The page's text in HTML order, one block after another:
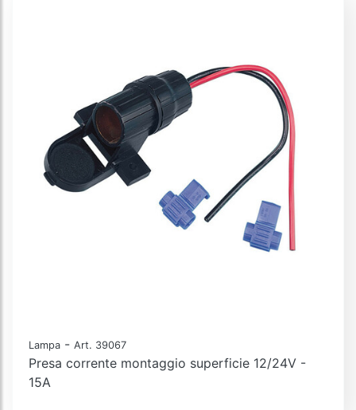
Lampa - Art. 39067
Presa corrente montaggio superficie 12/24V -
15A